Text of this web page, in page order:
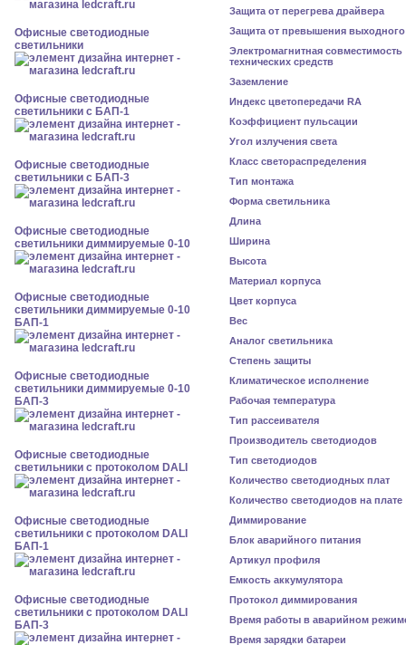
Офисные светодиодные
светильники
Офисные светодиодные
светильники с БАП-1
Офисные светодиодные
светильники с БАП-3
Офисные светодиодные
светильники диммируемые 0-10
Офисные светодиодные
светильники диммируемые 0-10
БАП-1
Офисные светодиодные
светильники диммируемые 0-10
БАП-3
Офисные светодиодные
светильники с протоколом DALI
Офисные светодиодные
светильники с протоколом DALI
БАП-1
Офисные светодиодные
светильники с протоколом DALI
БАП-3
Защита от перегрева драйвера
Защита от превышения
Электромагнитная совместимость
технических средств
Заземление
Индекс цветопередачи RA
Коэффициент пульсации
Угол излучения света
Класс светораспределения
Тип монтажа
Форма светильника
Длина
Ширина
Высота
Материал корпуса
Цвет корпуса
Вес
Аналог светильника
Степень защиты
Климатическое исполнение
Рабочая температура
Тип рассеивателя
Производитель светодиодов
Тип светодиодов
Количество светодиодных плат
Количество светодиодов на плате
Диммирование
Блок аварийного питания
Артикул профиля
Емкость аккумулятора
Протокол диммирования
Время работы в аварийном
Время зарядки батареи